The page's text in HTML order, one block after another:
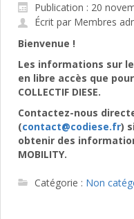
Publication : 20
Écrit par Membres
Bienvenue !
Les informations sur le
en libre accès que
COLLECTIF DIESE.
Contactez-nous
(contact@codiese.fr)
obtenir des
MOBILITY.
Catégorie : Non